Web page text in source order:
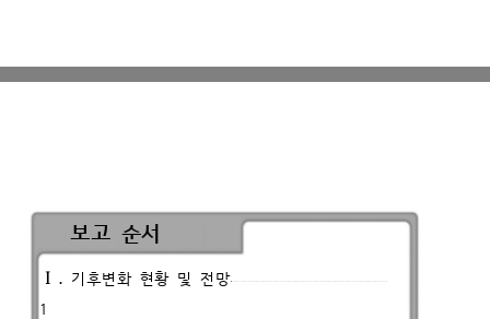
보고 순서
Ⅰ. 기후변화 현황 및 전망
1